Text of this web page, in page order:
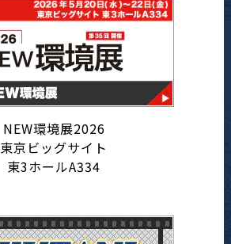
NEW環境展2026
東京ビッグサイト
東3ホールA334